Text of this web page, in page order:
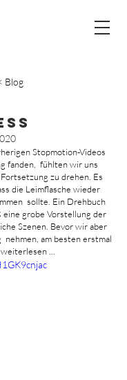
Blog
Stopmotion-Videos
fanden,  fühlten wir uns
zu drehen. Es
die Leimflasche wieder
sollte. Ein Drehbuch
grobe Vorstellung der
Szenen. Bevor wir aber
nehmen, am besten erstmal
...